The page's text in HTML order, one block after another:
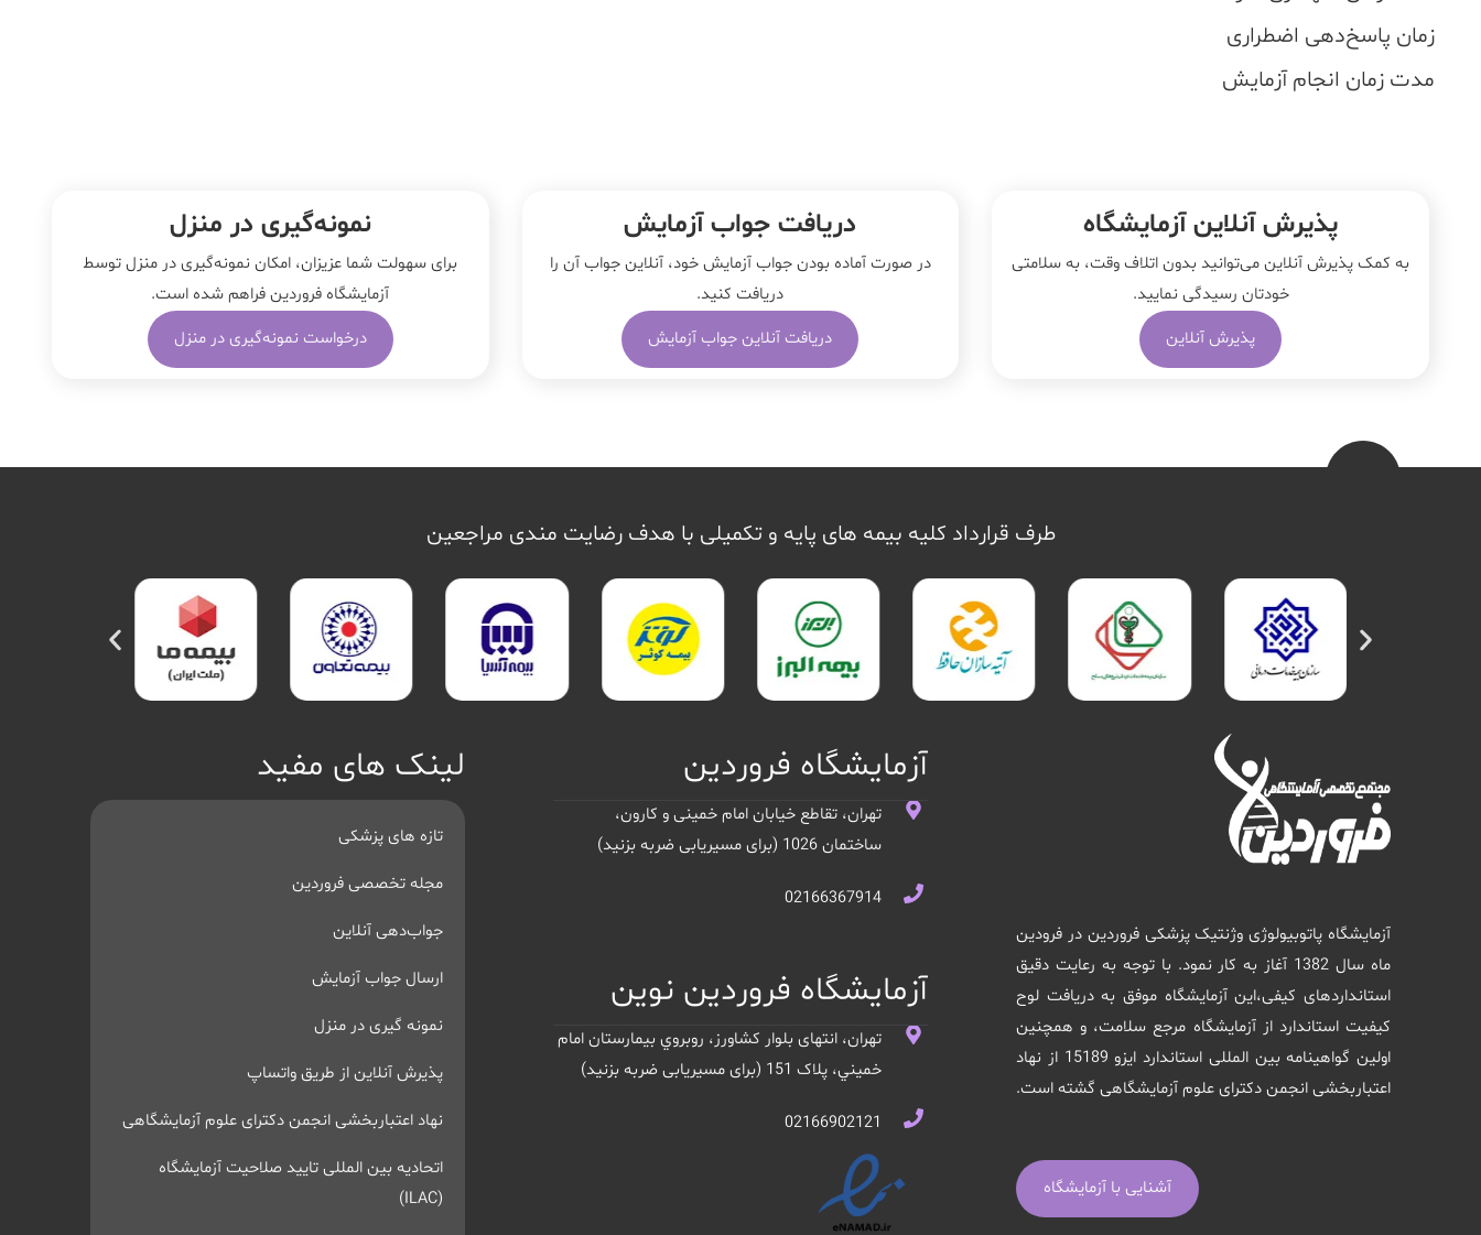
زمان پاسخ‌دهی اضطراری
مدت زمان انجام آزمایش
پذیرش آنلاین آزمایشگاه
به کمک پذیرش آنلاین می‌توانید بدون اتلاف وقت، به سلامتی
خودتان رسیدگی نمایید.
پذیرش آنلاین
دریافت جواب آزمایش
در صورت آماده بودن جواب آزمایش خود، آنلاین جواب‌ آن را
دریافت کنید.
دریافت آنلاین جواب آزمایش
نمونه‌‌گیری در منزل
برای سهولت شما عزیزان، امکان نمونه‌گیری در منزل توسط
آزمایشگاه فروردین فراهم شده است.
درخواست نمونه‌گیری در منزل
طرف قرارداد کلیه بیمه های پایه و تکمیلی با هدف رضایت مندی مراجعین
آزمایشگاه پاتوبیولوژی وژنتیک پزشکی فروردین در فرودین
ماه سال 1382 آغاز به کار نمود. با توجه به رعایت دقیق
استانداردهای کیفی،این آزمایشگاه موفق به دریافت لوح
کیفیت استاندارد از آزمایشگاه مرجع سلامت، و همچنین
اولین گواهینامه بین المللی استاندارد ایزو 15189 از نهاد
اعتباربخشی انجمن دکترای علوم آزمایشگاهی گشته است.
آشنایی با آزمایشگاه
آزمایشگاه فروردین
تهران، تقاطع خیابان امام خمینی و کارون،
ساختمان 1026 (برای مسیریابی ضربه بزنید)
02166367914
آزمایشگاه فروردین نوین
تهران، انتهای بلوار کشاورز، روبروي بيمارستان امام
خميني، پلاک 151 (برای مسیریابی ضربه بزنید)
02166902121
لینک های مفید
تازه های پزشکی
مجله تخصصی فروردین
جواب‌دهی آنلاین
ارسال جواب آزمایش
نمونه گیری در منزل
پذیرش آنلاین از طریق واتساپ
نهاد اعتباربخشی انجمن دکترای علوم آزمایشگاهی
اتحادیه بین المللی تایید صلاحیت آزمایشگاه
(ILAC)